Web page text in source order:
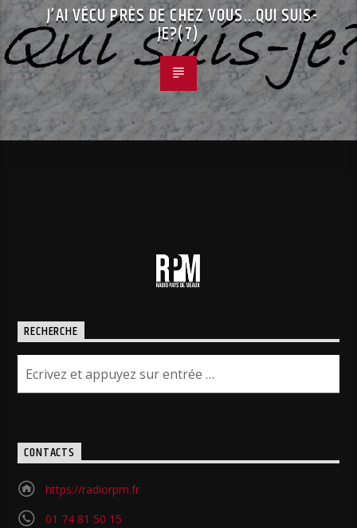
J’AI VÉCU PRÈS DE CHEZ VOUS…QUI SUIS-
JE?(7)
RECHERCHE
CONTACTS
https://radiorpm.fr
01 74 81 50 15